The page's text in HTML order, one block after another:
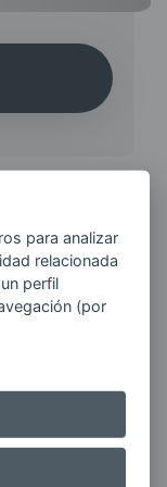
DE
de AVIA
para analizar
relacionada
perfil
(por